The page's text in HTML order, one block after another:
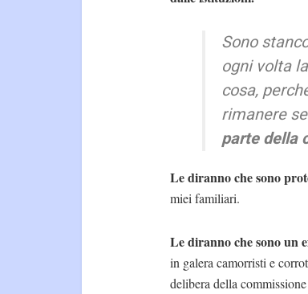
Sono
ogni volta
cosa,
rimanere
parte della
Le diranno che sono
miei familiari.
Le diranno che sono un
in galera camorristi e
delibera della